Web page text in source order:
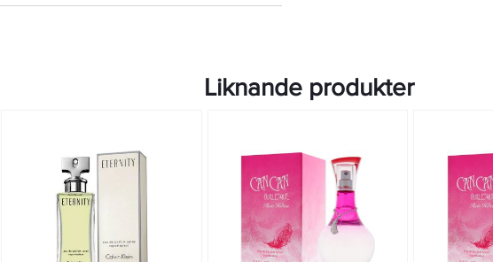
Liknande produkter